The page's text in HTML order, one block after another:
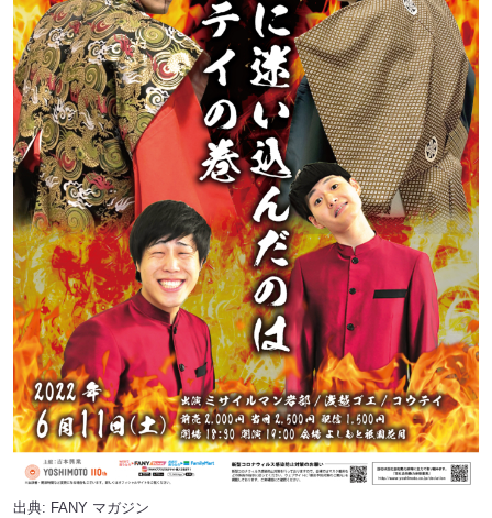
出典: FANY マガジン